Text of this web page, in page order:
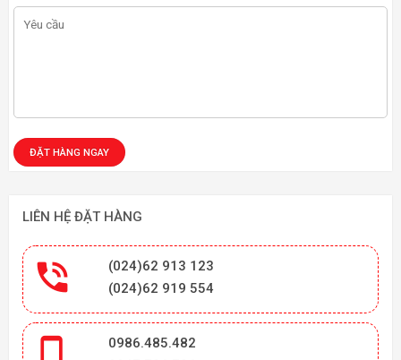
LIÊN HỆ ĐẶT HÀNG

(024)62 913 123
(024)62 919 554
0986.485.482